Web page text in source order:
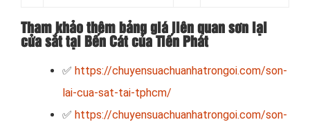
Tham khảo thêm bảng giá liên quan sơn lại
cửa sắt tại Bến Cát của Tiến Phát
✅ https://chuyensuachuanhatrongoi.com/son-
lai-cua-sat-tai-tphcm/
✅ https://chuyensuachuanhatrongoi.com/son-